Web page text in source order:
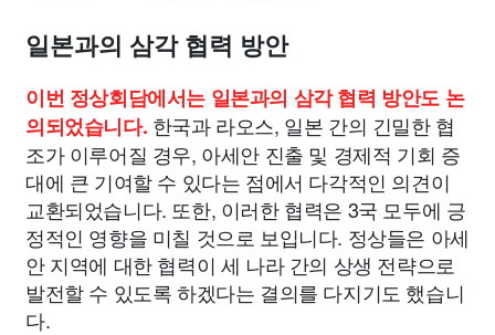
일본과의 삼각 협력 방안
이번 정상회담에서는 일본과의 삼각 협력 방안도 논
의되었습니다. 한국과 라오스, 일본 간의 긴밀한 협
조가 이루어질 경우, 아세안 진출 및 경제적 기회 증
대에 큰 기여할 수 있다는 점에서 다각적인 의견이
교환되었습니다. 또한, 이러한 협력은 3국 모두에 긍
정적인 영향을 미칠 것으로 보입니다. 정상들은 아세
안 지역에 대한 협력이 세 나라 간의 상생 전략으로
발전할 수 있도록 하겠다는 결의를 다지기도 했습니
다.